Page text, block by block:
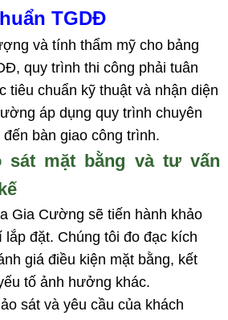
TGDĐ
và tính thẩm mỹ cho bảng
quy trình thi công phải tuân
tiêu chuẩn kỹ thuật và nhận diện
áp dụng quy trình chuyên
bàn giao công trình.
sát mặt bằng và tư vấn
Gia Cường sẽ tiến hành khảo
đặt. Chúng tôi đo đạc kích
giá điều kiện mặt bằng, kết
tố ảnh hưởng khác.
sát và yêu cầu của khách